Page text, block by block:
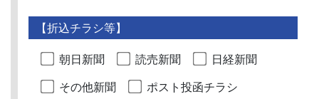
【折込チラシ等】
朝日新聞 読売新聞
日経新聞
その他新聞
ポスト投函チラシ